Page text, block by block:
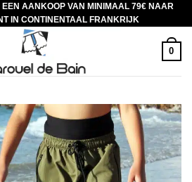
AANKOOP VAN MINIMAAL 79€ NAAR
IN CONTINENTAAL FRANKRIJK
0